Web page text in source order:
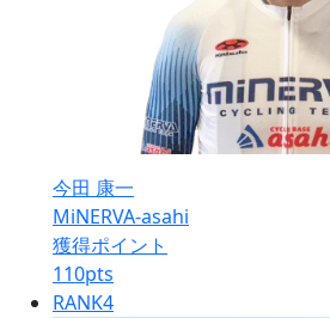
今田 康一
MiNERVA-asahi
獲得ポイント
110pts
RANK4